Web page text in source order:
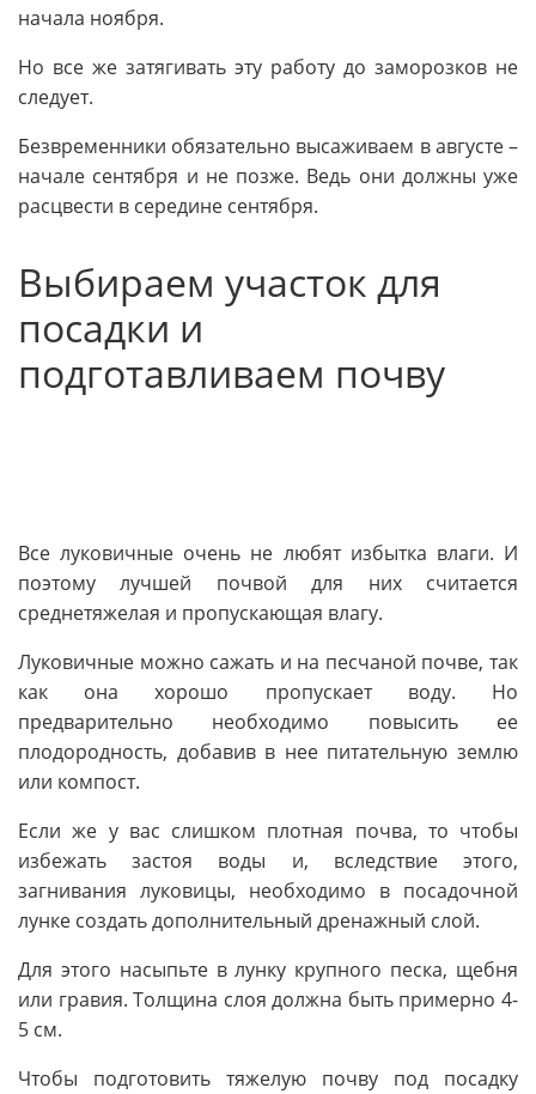
начала ноября.
Но все же затягивать эту работу до заморозков не
следует.
Безвременники обязательно высаживаем в августе –
начале сентября и не позже. Ведь они должны уже
расцвести в середине сентября.
Выбираем участок для
посадки и
подготавливаем почву
Все луковичные очень не любят избытка влаги. И
поэтому лучшей почвой для них считается
среднетяжелая и пропускающая влагу.
Луковичные можно сажать и на песчаной почве, так
как она хорошо пропускает воду. Но
предварительно необходимо повысить ее
плодородность, добавив в нее питательную землю
или компост.
Если же у вас слишком плотная почва, то чтобы
избежать застоя воды и, вследствие этого,
загнивания луковицы, необходимо в посадочной
лунке создать дополнительный дренажный слой.
Для этого насыпьте в лунку крупного песка, щебня
или гравия. Толщина слоя должна быть примерно 4-
5 см.
Чтобы подготовить тяжелую почву под посадку